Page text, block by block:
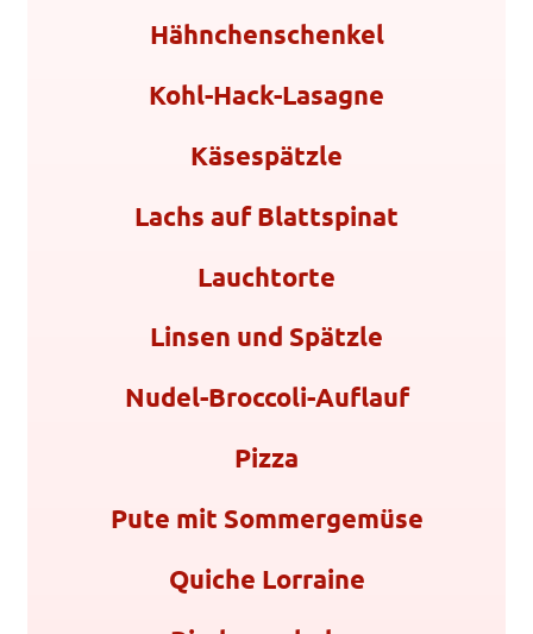
Hähnchenschenkel
Kohl-Hack-Lasagne
Käsespätzle
Lachs auf Blattspinat
Lauchtorte
Linsen und Spätzle
Nudel-Broccoli-Auflauf
Pizza
Pute mit Sommergemüse
Quiche Lorraine